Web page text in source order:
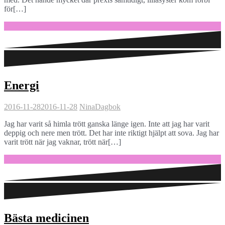
för[…]
Energi
2016-11-282016-11-28 NinaDagbok
Jag har varit så himla trött ganska länge igen. Inte att jag har varit
deppig och nere men trött. Det har inte riktigt hjälpt att sova. Jag har
varit trött när jag vaknar, trött när[…]
Bästa medicinen